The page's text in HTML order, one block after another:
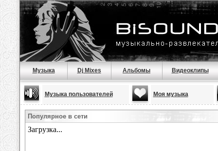
Музыка Dj Mixes Альбомы Видеоклипы
Музыка пользователей Моя музыка
Популярное в сети